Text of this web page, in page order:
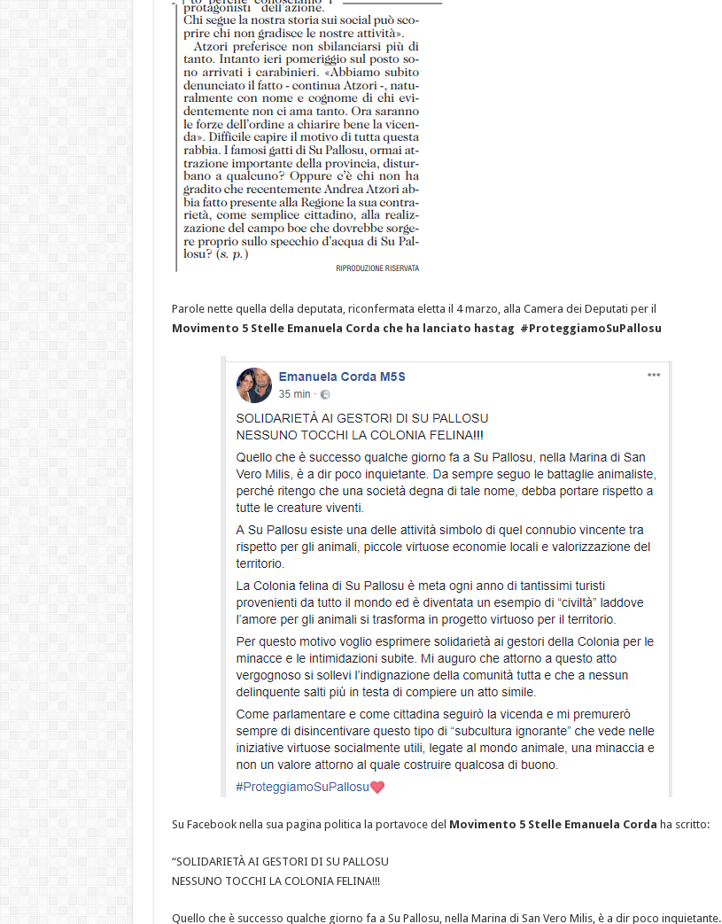
Parole nette quella della deputata, riconfermata eletta il 4 marzo, alla Camera dei Deputati per il
Movimento 5 Stelle Emanuela Corda che ha lanciato hastag #ProteggiamoSuPallosu
Su Facebook nella sua pagina politica la portavoce del Movimento 5 Stelle Emanuela Corda ha scritto:
“SOLIDARIETÀ AI GESTORI DI SU PALLOSU
NESSUNO TOCCHI LA COLONIA FELINA!!!
Quello che è successo qualche giorno fa a Su Pallosu, nella Marina di San Vero Milis, è a dir poco inquietante.